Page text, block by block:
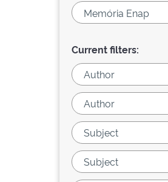
Current filters: